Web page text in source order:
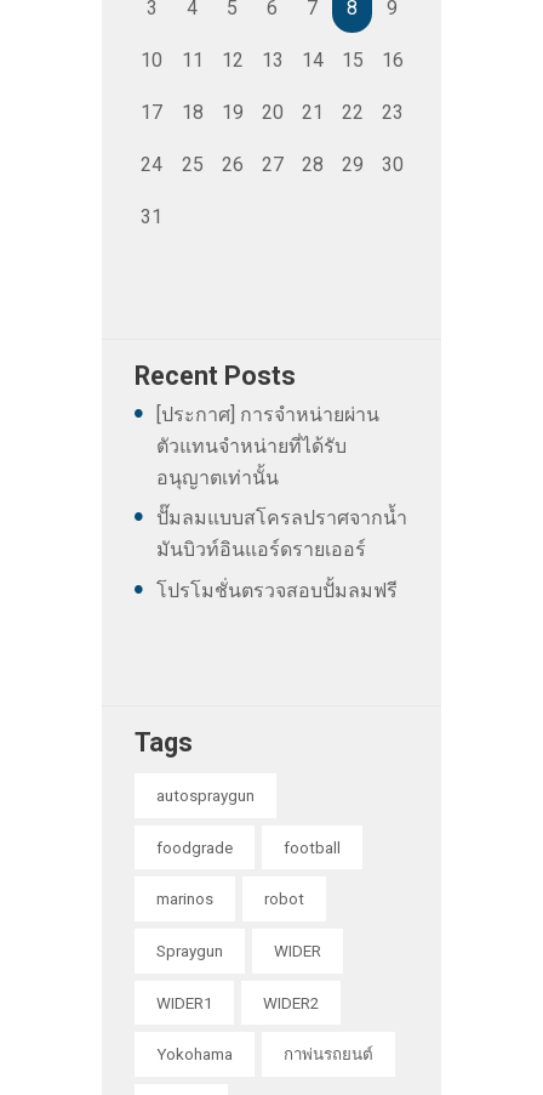
3 4 5 6 7 8 9
10 11 12 13 14 15 16
17 18 19 20 21 22 23
24 25 26 27 28 29 30
31
Recent Posts
[ประกาศ] การจำหน่ายผ่าน
ตัวแทนจำหน่ายที่ได้รับ
อนุญาตเท่านั้น
ปั๊มลมแบบสโครลปราศจากน้ำ
มันบิวท์อินแอร์ดรายเออร์
โปรโมชั่นตรวจสอบปั้มลมฟรี
Tags
autospraygun
foodgrade football
marinos robot
Spraygun WIDER
WIDER1 WIDER2
Yokohama กาพ่นรถยนต์